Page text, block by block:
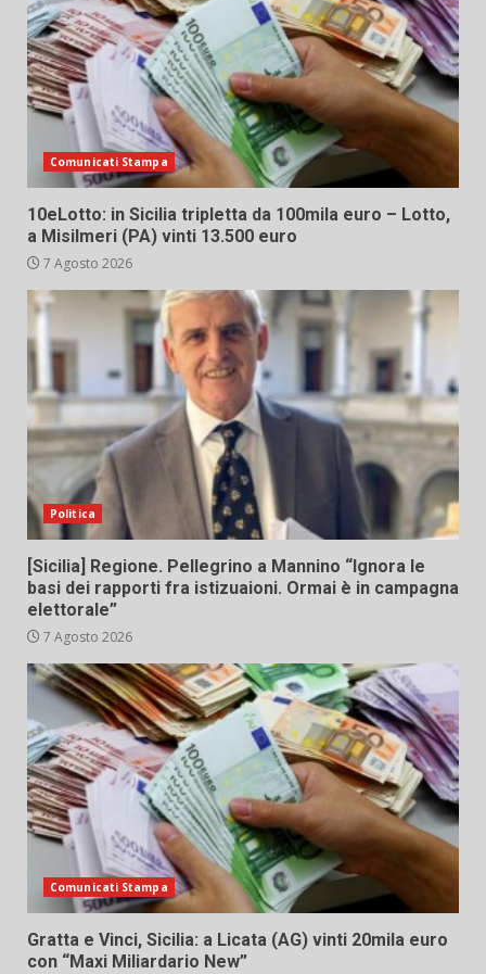
Comunicati Stampa
10eLotto: in Sicilia tripletta da 100mila euro – Lotto,
a Misilmeri (PA) vinti 13.500 euro
7 Agosto 2026
Politica
[Sicilia] Regione. Pellegrino a Mannino “Ignora le
basi dei rapporti fra istizuaioni. Ormai è in campagna
elettorale”
7 Agosto 2026
Comunicati Stampa
Gratta e Vinci, Sicilia: a Licata (AG) vinti 20mila euro
con “Maxi Miliardario New”